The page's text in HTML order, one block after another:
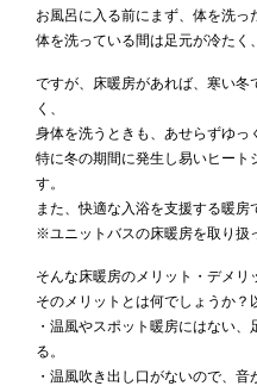
お風呂に入る前にまず、体を洗っ
体を洗っている間は足元が冷たく
ですが、床暖房があれば、寒い
く、
身体を洗うときも、あせらずゆっ
特に冬の期間に発生し易いヒート
す。
また、快適な入浴を支援する暖房
※ユニットバスの床暖房を取り扱
そんな床暖房のメリット・デメリ
そのメリットとは何でしょうか？
・温風やスポット暖房にはない
る。
・温風吹き出し口がないので、音